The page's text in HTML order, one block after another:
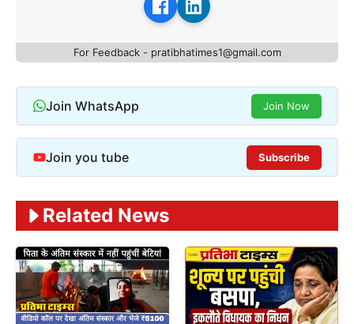
For Feedback - pratibhatimes1@gmail.com
Join WhatsApp Join Now
Join you tube Subscribe
Related News